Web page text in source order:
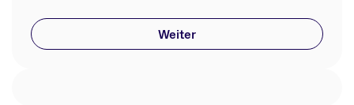
Weiter